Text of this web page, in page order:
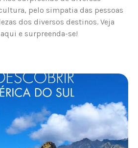
pelo simpatia das pessoas
dos diversos destinos. Veja
e surpreenda-se!